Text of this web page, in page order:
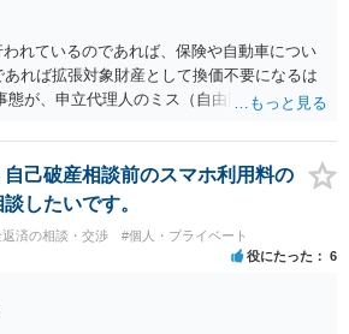
れているのであれば、保険や自動車につい
れば拡張対象財産として換価不要になるは
態が、申立代理人のミス（自由財産拡張申立
きの事情からはわかりませんので、依頼し
の意見も聞いて対応した方がよいと思いま
己破産相談前のスマホ利用料の
したいです。
済の相談・交渉 #個人・プライベート
役にたった 6